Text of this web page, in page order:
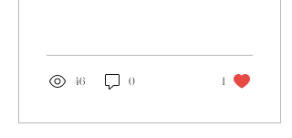
46 0 1